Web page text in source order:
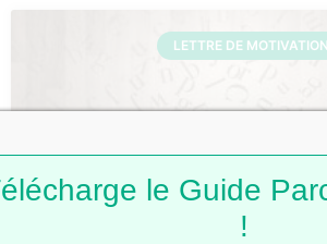
LETTRE DE
le Guide
!